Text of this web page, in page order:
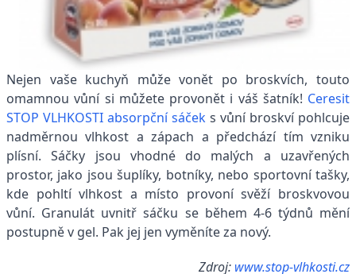
Nejen vaše kuchyň může vonět po broskvích, touto
omamnou vůní si můžete provonět i váš šatník! Ceresit
STOP VLHKOSTI absorpční sáček s vůní broskví pohlcuje
nadměrnou vlhkost a zápach a předchází tím vzniku
plísní. Sáčky jsou vhodné do malých a uzavřených
prostor, jako jsou šuplíky, botníky, nebo sportovní tašky,
kde pohltí vlhkost a místo provoní svěží broskvovou
vůní. Granulát uvnitř sáčku se během 4-6 týdnů mění
postupně v gel. Pak jej jen vyměníte za nový.
Zdroj: www.stop-vlhkosti.cz